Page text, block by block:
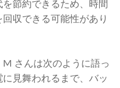
節約できるため、時間
収できる可能性があり
さんは次のように語っ
見舞われるまで、バッ